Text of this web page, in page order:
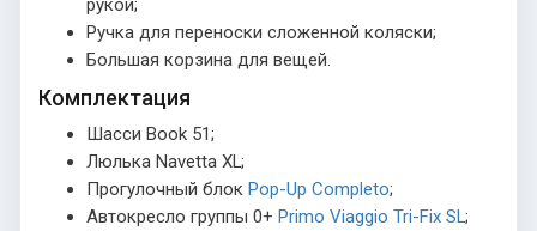
рукой;
Ручка для переноски сложенной коляски;
Большая корзина для вещей.
Комплектация
Шасси Book 51;
Люлька Navetta XL;
Прогулочный блок Pop-Up Completo;
Автокресло группы 0+ Primo Viaggio Tri-Fix SL;